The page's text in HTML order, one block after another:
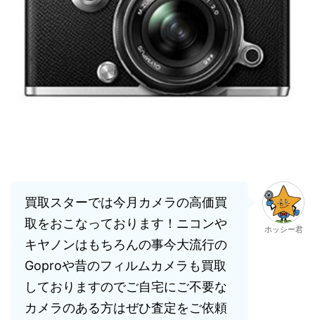
買取スターでは今月カメラの高価買
取をおこなっております！ニコンや
キヤノンはもちろんの事今大流行の
Goproや昔のフィルムカメラも買取
しておりますのでご自宅にご不要な
カメラのある方はぜひ査定をご依頼
ホッシー君